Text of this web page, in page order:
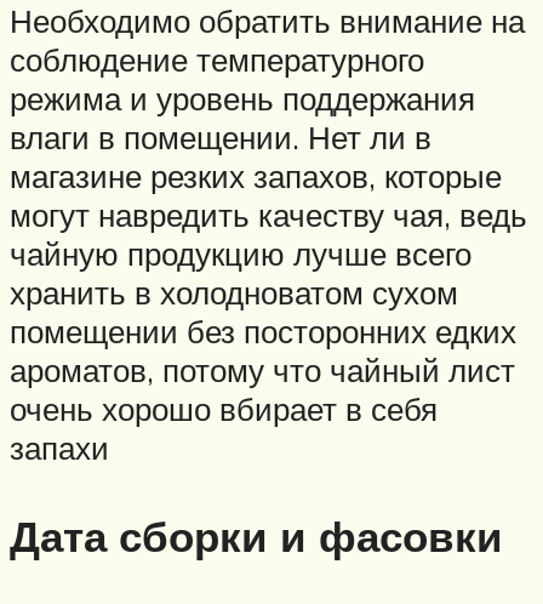
Необходимо обратить внимание на
соблюдение температурного
режима и уровень поддержания
влаги в помещении. Нет ли в
магазине резких запахов, которые
могут навредить качеству чая, ведь
чайную продукцию лучше всего
хранить в холодноватом сухом
помещении без посторонних едких
ароматов, потому что чайный лист
очень хорошо вбирает в себя
запахи
Дата сборки и фасовки